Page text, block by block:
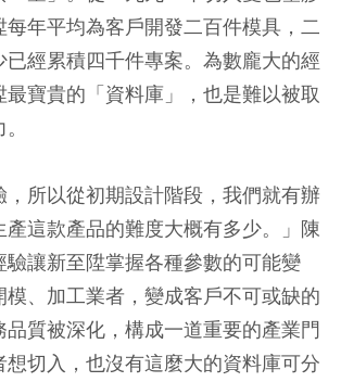
年平均為客戶開發二百件模具，二
經累積四千件專案。為數龐大的經
寶貴的「資料庫」，也是難以被取
所以從初期設計階段，我們就有辦
這款產品的難度大概有多少。」陳
驗讓新至陞掌握各種參數的可能變
、加工業者，變成客戶不可或缺的
質被深化，構成一道重要的產業門
切入，也沒有這麼大的資料庫可分